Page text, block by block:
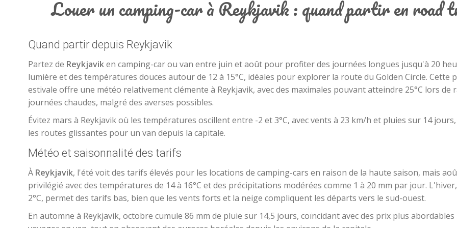
Louer un camping-car à Reykjavik : quand partir en road
Quand partir depuis Reykjavik
Partez de Reykjaviken camping-car ou van entre juin et août pour profiter des journées longues jusqu'à 20
lumière et des températures douces autour de 12 à 15°C, idéales pour explorer la route du Golden Circle. Cette
estivale offre une météo relativement clémente à Reykjavik, avec des maximales pouvant atteindre 25°C lors de
journées chaudes, malgré des averses possibles.
Évitez mars à Reykjavik où les températures oscillent entre -2 et 3°C, avec vents à 23 km/h et pluies sur 14
les routes glissantes pour un van depuis la capitale.
Météo et saisonnalité des tarifs
À Reykjavik, l'été voit des tarifs élevés pour les locations de camping-cars en raison de la haute saison, mais
privilégié avec des températures de 14 à 16°C et des précipitations modérées comme 1 à 20 mm par jour.
2°C, permet des tarifs bas, bien que les vents forts et la neige compliquent les départs vers le sud-ouest.
En automne à Reykjavik, octobre cumule 86 mm de pluie sur 14,5 jours, coïncidant avec des prix plus